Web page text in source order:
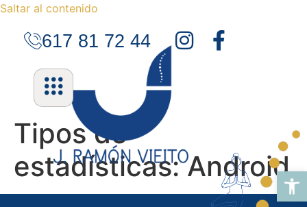
Saltar al contenido
617 81 72 44
Tipos de
estadísticas:AndroidAbrir